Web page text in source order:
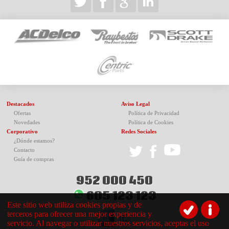
Destacados
Ofertas
Novedades
Corporativo
¿Dónde estamos?
Contacto
Guía de compras
Aviso Legal
Política de Privacidad
Política de Cookies
Redes Sociales
952 000 450
605 123 123
Este sitio web utiliza cookies propias y de
terceros para ofrecer una mejor experiencia y
servicio. Al navegar o utilizar nuestros servicios, aceptas el uso